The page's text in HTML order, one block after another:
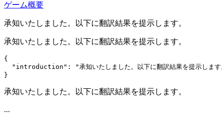
ゲーム概要
承知いたしました。以下に翻訳結果を提示します。
承知いたしました。以下に翻訳結果を提示します。
{
"introduction": "承知いたしました。以下に翻訳結果を提示しま
承知いたしました。以下に翻訳結果を提示します。
...